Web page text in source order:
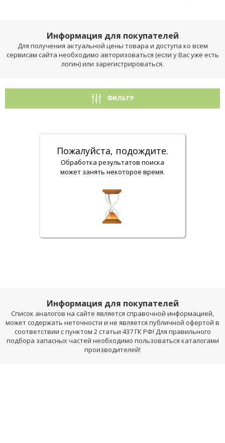
Информация для покупателей
Для получения актуальной цены товара и доступа ко всем
сервисам сайта необходимо авторизоваться (если у Вас уже есть
логин) или зарегистрироваться.
ФИЛЬТР
Пожалуйста, подождите.
Обработка результатов поиска
может занять некоторое время.
Информация для покупателей
Список аналогов на сайте является справочной информацией,
может содержать неточности и не является публичной офертой в
соответствии с пунктом 2 статьи 437 ГК РФ! Для правильного
подбора запасных частей необходимо пользоваться каталогами
производителей!